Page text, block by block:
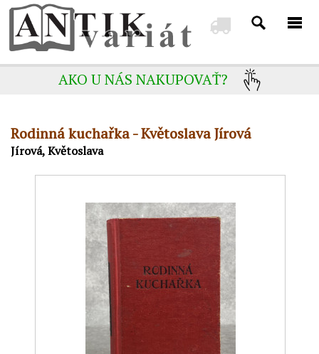
AKO U NÁS NAKUPOVAŤ?
Rodinná kuchařka - Květoslava Jírová
Jírová, Květoslava